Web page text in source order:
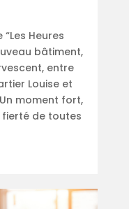
Heures
bâtiment,
entre
Louise et
moment fort,
de toutes